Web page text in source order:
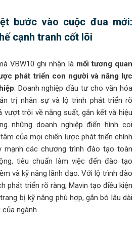
bước vào cuộc đua mới:
cạnh tranh cốt lõi
VBW10 ghi nhận là mối tương quan
phát triển con người và năng lực
. Doanh nghiệp đầu tư cho văn hóa
trị nhân sự và lộ trình phát triển rõ
vượt trội về năng suất, gắn kết và hiệu
những doanh nghiệp điển hình coi
của mọi chiến lược phát triển chính
mạnh các chương trình đào tạo toàn
tiêu chuẩn làm việc đến đào tạo
và kỹ năng lãnh đạo. Với lộ trình đào
phát triển rõ ràng, Mavin tạo điều kiện
bị kỹ năng phù hợp, gắn bó lâu dài
ngành.